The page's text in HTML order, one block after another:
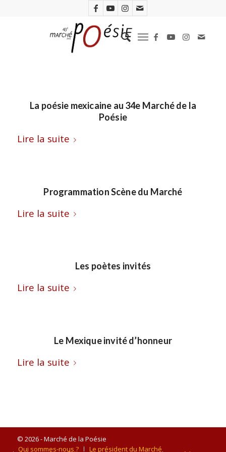
La poésie mexicaine au 34e Marché de la
Poésie
Lire la suite
Programmation Scène du Marché
Lire la suite
Les poètes invités
Lire la suite
Le Mexique invité d’honneur
Lire la suite
© 2026 - Marché de la Poésie
Qui sommes-nous ?
Le président du Marché